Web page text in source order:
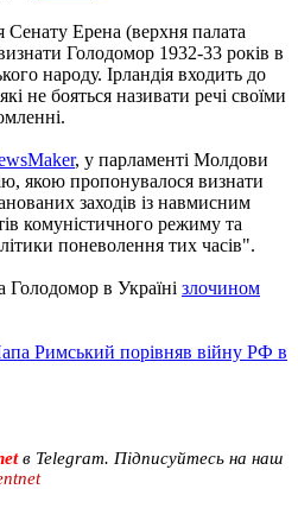
Сенату Ерена (верхня палата
Голодомор 1932-33 років в
народу. Ірландія входить до
не бояться називати речі своїми
, у парламенті Молдови
якою пропонувалося визнати
заходів із навмисним
комуністичного режиму та
поневолення тих часів".
Голодомор в Україні злочином
Римський порівняв війну РФ в
в Telegram. Підписуйтесь на наш